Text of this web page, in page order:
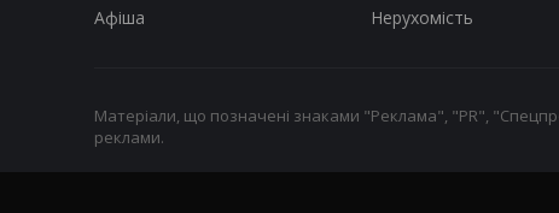
Афіша Нерухомість
Матеріали, що позначені знаками "Реклама", "PR",
реклами.